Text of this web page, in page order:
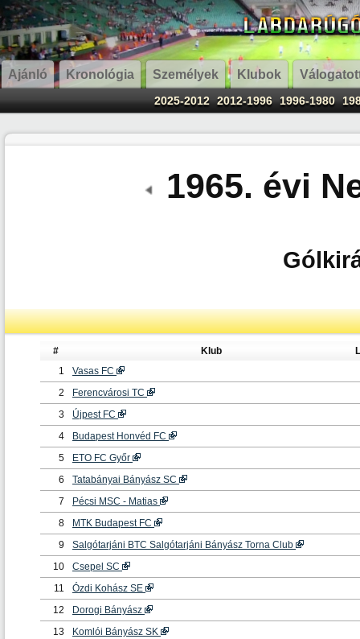
Ajánló Kronológia Személyek Klubok
2025-2012 2012-1996 1996-1980
1965. évi
# Klub
1
Vasas FC
2
Ferencvárosi TC
3
Újpest FC
4
Budapest Honvéd FC
5
ETO FC Győr
6
Tatabányai Bányász SC
7
Pécsi MSC - Matias
8
MTK Budapest FC
9
Salgótarjáni BTC Salgótarjáni Bányász Torna Club
10
Csepel SC
11
Ózdi Kohász SE
12
Dorogi Bányász
13
Komlói Bányász SK